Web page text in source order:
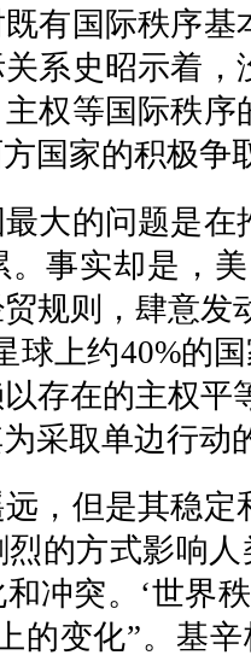
有国际秩序
系史昭示着
权等国际秩
国家的积极
的问题是在
事实却是，
规则，肆意发
球上约40%的
存在的主权
采取单边行动
但是其稳定
的方式影响
冲突。‘世界
的变化”。基